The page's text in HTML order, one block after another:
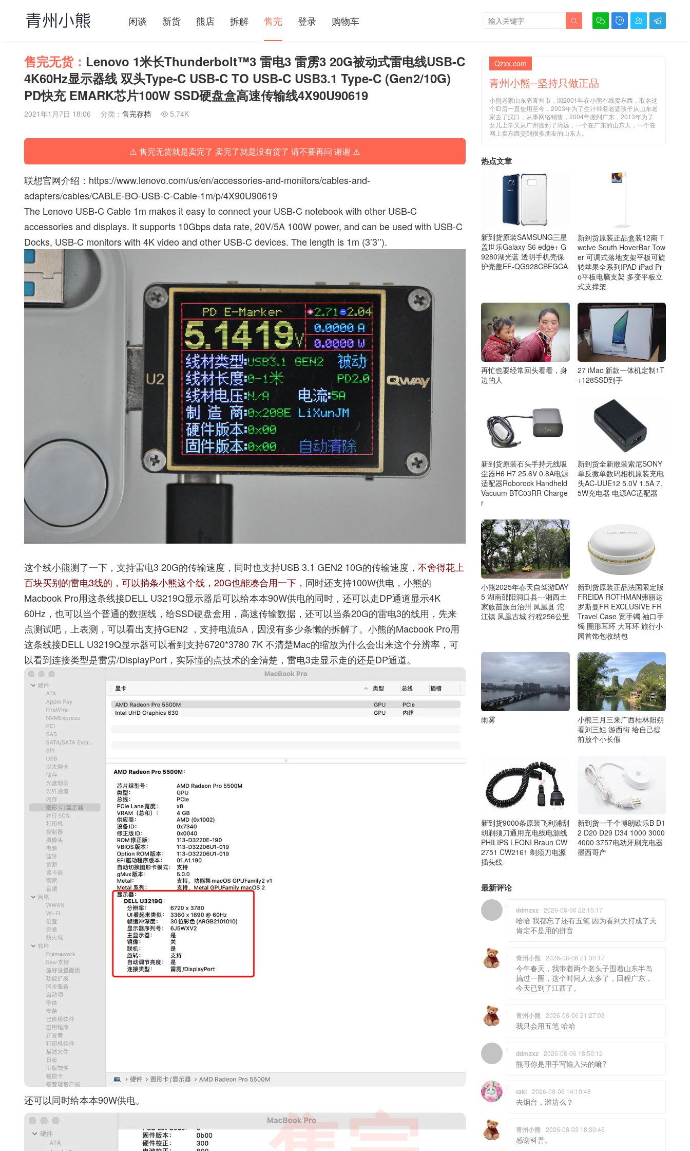
闲谈 新货 熊店 拆解 售完 登录 购物车    

售完无货： Lenovo 1米长Thunderbolt™3 雷电3 雷雳3 20G被动式雷电线USB-C
4K60Hz显示器线 双头Type-C USB-C TO USB-C USB3.1 Type-C (Gen2/10G)
PD快充 EMARK芯片100W SSD硬盘盒高速传输线4X90U90619
2021年1月7日 18:06 分类： 售完存档  5.74K
⚠️ 售完无货就是卖完了 卖完了就是没有货了 请不要再问 谢谢 ⚠️
联想官网介绍： https://www.lenovo.com/us/en/accessories-and-monitors/cables-and-
adapters/cables/CABLE-BO-USB-C-Cable-1m/p/4X90U90619
The Lenovo USB-C Cable 1m makes it easy to connect your USB-C notebook with other USB-C
accessories and displays. It supports 10Gbps data rate, 20V/5A 100W power, and can be used with USB-C
Docks, USB-C monitors with 4K video and other USB-C devices. The length is 1m (3’3’’).
这个线小熊测了一下，支持雷电3 20G的传输速度，同时也支持USB 3.1 GEN2 10G的传输速度， 不舍得花上
百块买别的雷电3线的，可以捎条小熊这个线，20G也能凑合用一下， 同时还支持100W供电，小熊的
Macbook Pro用这条线接DELL U3219Q显示器后可以给本本90W供电的同时，还可以走DP通道显示4K
60Hz，也可以当个普通的数据线，给SSD硬盘盒用，高速传输数据，还可以当条20G的雷电3的线用，先来
点测试吧，上表测，可以看出支持GEN2 ，支持电流5A，因没有多少条懒的拆解了。小熊的Macbook Pro用
这条线接DELL U3219Q显示器可以看到支持6720*3780 7K 不清楚Mac的缩放为什么会出来这个分辨率，可
以看到连接类型是雷雳/DisplayPort，实际懂的点技术的全清楚，雷电3走显示走的还是DP通道。
还可以同时给本本90W供电。
Qzxx.com
青州小熊--坚持只做正品
小熊老家山东省青州市，因2001年在小熊在线卖东西，取名这
个ID后一直使用至今，2003年为了生计带着老婆孩子从山东老
家去了汉口，从事网络销售，2004年搬到广东，2013年为了
女儿上学又从广州搬到了清远，一个在广东的山东人，一个在
网上卖东西交到很多朋友的山东人。
热点文章
新到货原装SAMSUNG三星
盖世乐Galaxy S6 edge+ G
9280湖光蓝 透明手机壳保
护壳盖EF-QG928CBEGCA
新到货原装正品盒装12南 T
welve South HoverBar Tow
er 可调式落地支架平板可旋
转苹果全系列IPAD iPad Pr
o平板电脑支架 多变平板立
式支撑架
再忙也要经常回头看看，身
边的人
27 iMac 新款一体机定制1T
+128SSD到手
新到货原装石头手持无线吸
尘器H6 H7 25.6V 0.8A电源
适配器Roborock Handheld
Vacuum BTC03RR Charge
r
新到货全新散装索尼SONY
单反微单数码相机原装充电
头AC-UUE12 5.0V 1.5A 7.
5W充电器 电源AC适配器
小熊2025年春天自驾游DAY
5 湖南邵阳洞口县---湘西土
家族苗族自治州 凤凰县 沱
江镇 凤凰古城 行程256公里
新到货原装正品法国限定版
FREIDA ROTHMAN弗丽达
罗斯曼FR EXCLUSIVE FR
Travel Case 宽手镯 袖口手
镯 圈形耳环 大耳环 旅行小
园首饰包收纳包
雨雾
小熊三月三来广西桂林阳朔
看刘三姐 游西街 给自己提
前放个小长假
新到货9000条原装飞利浦刮
胡剃须刀通用充电线电源线
PHILIPS LEONI Braun CW
2751 CW2161 剃须刀电源
插头线
新到货一千个博朗欧乐B D1
2 D20 D29 D34 1000 3000
4000 3757电动牙刷充电器
墨西哥产
最新评论
ddmzxz 2026-08-06 22:15:17
哈哈 我都忘了还有五笔 因为看到大打成了天
肯定不是用的拼音
青州小熊 2026-08-06 21:30:17
今年春天，我带着两个老头子围着山东半岛
搞过一圈，这个时间人太多了，回程广东，
今天已到了江西了。
青州小熊 2026-08-06 21:27:03
我只会用五笔 哈哈
ddmzxz 2026-08-06 18:50:12
熊哥你是用手写输入法的嘛?
taki 2026-08-06 14:10:48
去烟台，潍坊么？
青州小熊 2026-08-03 18:30:46
感谢科普。